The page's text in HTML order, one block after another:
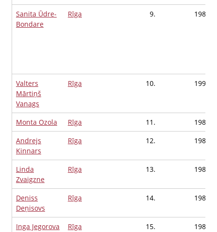
Sanita Ūdre-
Bondare
Rīga 9. 1984
Valters
Mārtiņš
Vanags
Rīga 10. 1996
Monta Ozola Rīga 11.
1988
Andrejs
Kinnars
Rīga 12. 1982
Linda
Zvaigzne
Rīga 13. 1985
Deniss
Deņisovs
Rīga 14. 1988
Inga Jegorova Rīga 15. 1987